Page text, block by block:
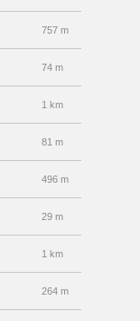
757 m
74 m
1 km
81 m
496 m
29 m
1 km
264 m